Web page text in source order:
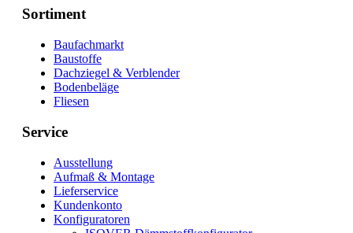
Sortiment
Baufachmarkt
Baustoffe
Dachziegel & Verblender
Bodenbeläge
Fliesen
Service
Ausstellung
Aufmaß & Montage
Lieferservice
Kundenkonto
Konfiguratoren